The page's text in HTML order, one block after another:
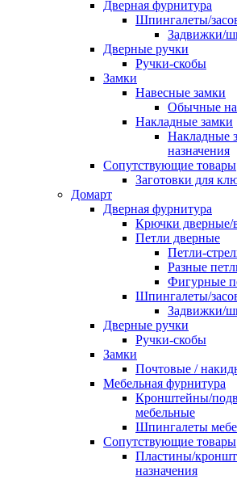
Дверная фурнитура
Шпингалеты/
Задвижки/
Дверные ручки
Ручки-скобы
Замки
Навесные замки
Обычные
Накладные замки
Накладные
назначения
Сопутствующие товары
Заготовки для
Домарт
Дверная фурнитура
Крючки дверные/
Петли дверные
Петли-
Разные
Фигурные
Шпингалеты/
Задвижки/
Дверные ручки
Ручки-скобы
Замки
Почтовые /
Мебельная фурнитура
Кронштейны/
мебельные
Шпингалеты
Сопутствующие товары
Пластины/
назначения